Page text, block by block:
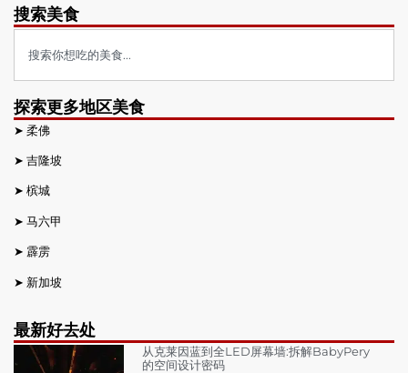
搜索美食
探索更多地区美食
➤ 柔佛
➤ 吉隆坡
➤ 槟城
➤ 马六甲
➤ 霹雳
➤ 新加坡
最新好去处
从克莱因蓝到全LED屏幕墙:拆解BabyPery
的空间设计密码